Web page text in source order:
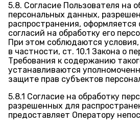
5.8. Согласие Пользователя на
персональных данных,
распространения, оформляется
согласий на обработку его
При этом соблюдаются
в частности, ст. 10.1 Закона о
Требования к содержанию
устанавливаются
защите прав субъектов
5.8.1 Согласие на обработку
разрешенных для
предоставляет Оператору